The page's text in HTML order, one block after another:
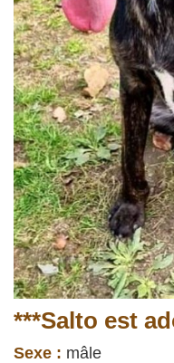
***Salto est
Sexe : mâle